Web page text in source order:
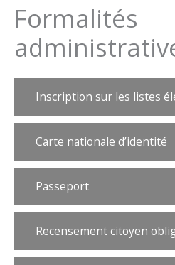
Formalités
Inscription sur les listes
Carte nationale d’identité
Passeport
Recensement citoyen